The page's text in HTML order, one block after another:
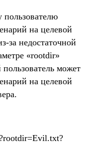
пользователю
на целевой
за недостаточной
«rootdir»
может
на целевой